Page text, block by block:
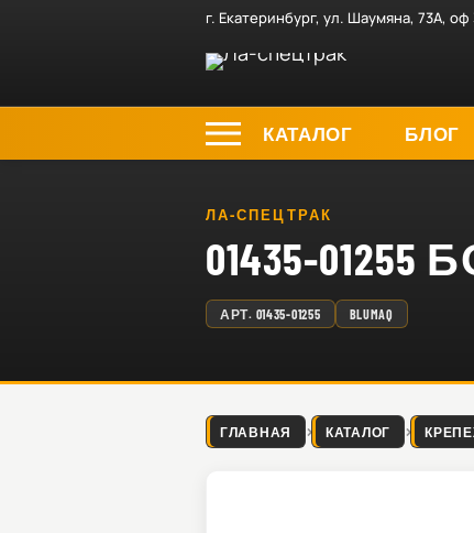
г. Екатеринбург, ул. Шаумяна, 73А,
КАТАЛОГ БЛОГ
ЛА-СПЕЦТРАК
01435-01255
АРТ. 01435-01255 BLUMAQ
ГЛАВНАЯ КАТАЛОГ